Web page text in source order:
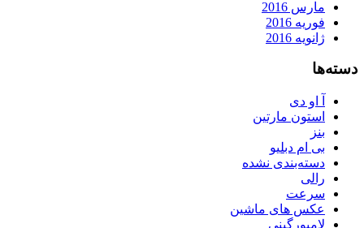
مارس 2016
فوریه 2016
ژانویه 2016
دسته‌ها
آ او دی
استون مارتین
بنز
بی ام دبلیو
دسته‌بندی نشده
رالی
سرعت
عکس های ماشین
لامبورگینی